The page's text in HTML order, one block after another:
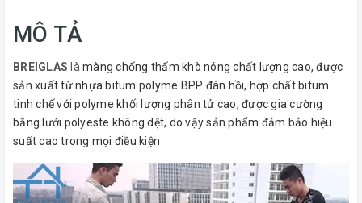
MÔ TẢ
BREIGLAS là màng chống thấm khò nóng chất lượng cao, được
sản xuất từ nhựa bitum polyme BPP đàn hồi, hợp chất bitum
tinh chế với polyme khối lượng phân tử cao, được gia cường
bằng lưới polyeste không dệt, do vậy sản phẩm đảm bảo hiệu
suất cao trong mọi điều kiện